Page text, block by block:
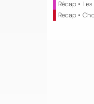
Récap •
Recap •